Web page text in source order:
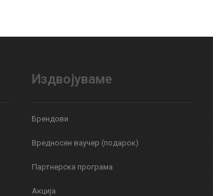
Издвојуваме
Брендови
Вредносен ваучер (подарок)
Партнерска програма
Акција